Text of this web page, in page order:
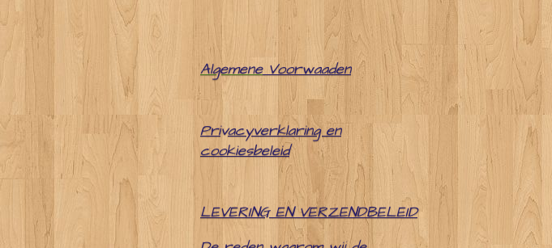
Algemene Voorwaaden
Privacyverklaring en
cookiesbeleid
LEVERING EN VERZENDBELEID